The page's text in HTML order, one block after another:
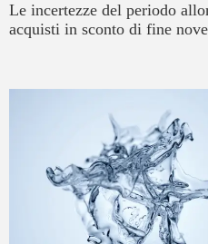
Le incertezze del periodo
acquisti in sconto di fine